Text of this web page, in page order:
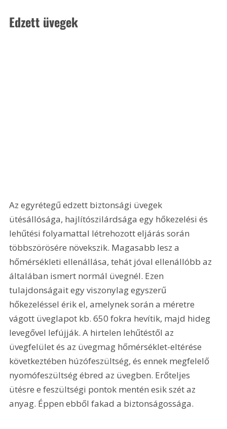
Edzett üvegek
Az egyrétegű edzett biztonsági üvegek
ütésállósága, hajlítószilárdsága egy hőkezelési és
lehűtési folyamattal létrehozott eljárás során
többszörösére növekszik. Magasabb lesz a
hőmérsékleti ellenállása, tehát jóval ellenállóbb az
általában ismert normál üvegnél. Ezen
tulajdonságait egy viszonylag egyszerű
hőkezeléssel érik el, amelynek során a méretre
vágott üveglapot kb. 650 fokra hevítik, majd hideg
levegővel lefújják. A hirtelen lehűtéstől az
üvegfelület és az üvegmag hőmérséklet-eltérése
következtében húzófeszültség, és ennek megfelelő
nyomófeszültség ébred az üvegben. Erőteljes
ütésre e feszültségi pontok mentén esik szét az
anyag. Éppen ebből fakad a biztonságossága.